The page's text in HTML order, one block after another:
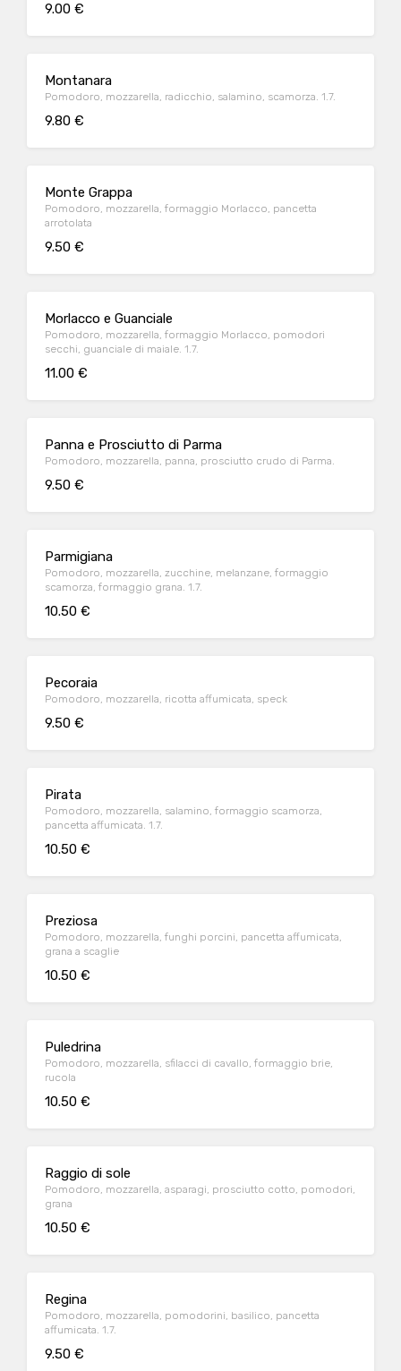
9.00 €
Montanara
Pomodoro, mozzarella, radicchio, salamino, scamorza. 1.7.
9.80 €
Monte Grappa
Pomodoro, mozzarella, formaggio Morlacco, pancetta
arrotolata
9.50 €
Morlacco e Guanciale
Pomodoro, mozzarella, formaggio Morlacco, pomodori
secchi, guanciale di maiale. 1.7.
11.00 €
Panna e Prosciutto di Parma
Pomodoro, mozzarella, panna, prosciutto crudo di Parma.
9.50 €
Parmigiana
Pomodoro, mozzarella, zucchine, melanzane, formaggio
scamorza, formaggio grana. 1.7.
10.50 €
Pecoraia
Pomodoro, mozzarella, ricotta affumicata, speck
9.50 €
Pirata
Pomodoro, mozzarella, salamino, formaggio scamorza,
pancetta affumicata. 1.7.
10.50 €
Preziosa
Pomodoro, mozzarella, funghi porcini, pancetta affumicata,
grana a scaglie
10.50 €
Puledrina
Pomodoro, mozzarella, sfilacci di cavallo, formaggio brie,
rucola
10.50 €
Raggio di sole
Pomodoro, mozzarella, asparagi, prosciutto cotto, pomodori,
grana
10.50 €
Regina
Pomodoro, mozzarella, pomodorini, basilico, pancetta
affumicata. 1.7.
9.50 €